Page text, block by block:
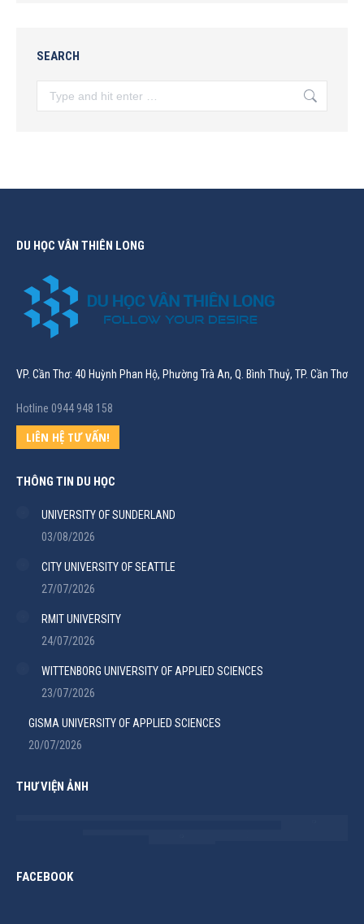
SEARCH
Search:
DU HỌC VÂN THIÊN LONG
VP. Cần Thơ: 40 Huỳnh Phan Hộ, Phường Trà An, Q. Bình Thuỷ, TP. Cần Thơ
Hotline 0944 948 158
LIÊN HỆ TƯ VẤN!
THÔNG TIN DU HỌC
UNIVERSITY OF SUNDERLAND
03/08/2026
CITY UNIVERSITY OF SEATTLE
27/07/2026
RMIT UNIVERSITY
24/07/2026
WITTENBORG UNIVERSITY OF APPLIED SCIENCES
23/07/2026
GISMA UNIVERSITY OF APPLIED SCIENCES
20/07/2026
THƯ VIỆN ẢNH
FACEBOOK